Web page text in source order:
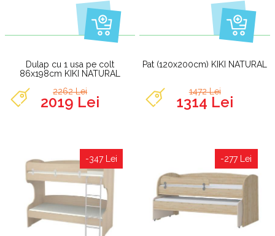
Dulap cu 1 usa pe colt
86x198cm KIKI NATURAL
2262 Lei
2019 Lei
Pat (120x200cm) KIKI NATURAL
1472 Lei
1314 Lei
-347 Lei -277 Lei